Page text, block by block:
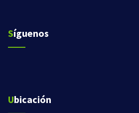
Síguenos
Ubicación